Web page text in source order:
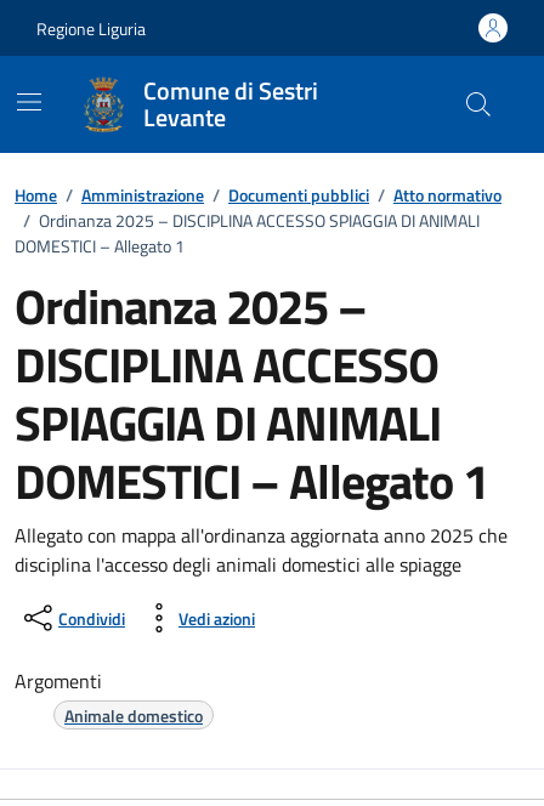
Regione Liguria
Comune di Sestri
Levante
Home / Amministrazione / Documenti pubblici / Atto normativo
/ Ordinanza 2025 – DISCIPLINA ACCESSO SPIAGGIA DI ANIMALI
DOMESTICI – Allegato 1
Ordinanza 2025 –
DISCIPLINA ACCESSO
SPIAGGIA DI ANIMALI
DOMESTICI – Allegato 1
Dettagli del documento
Allegato con mappa all'ordinanza aggiornata anno 2025 che
disciplina l'accesso degli animali domestici alle spiagge
Condividi Vedi azioni
Argomenti
Animale domestico